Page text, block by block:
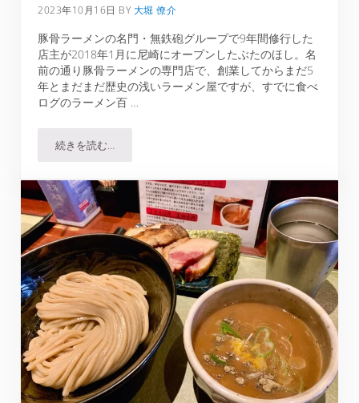
2023年10月16日 BY 大堀 僚介
豚骨ラーメンの名門・無鉄砲グループで9年間修行した
店主が2018年1月に尼崎にオープンしたぶたのほし。名
前の通り豚骨ラーメンの専門店で、創業してからまだ5
年とまだまだ歴史の浅いラーメン屋ですが、すでに食べ
ログのラーメン百 …
続きを読む…ぶたのほし｜尼崎で話題の豚骨ラーメン専門店、実際どう